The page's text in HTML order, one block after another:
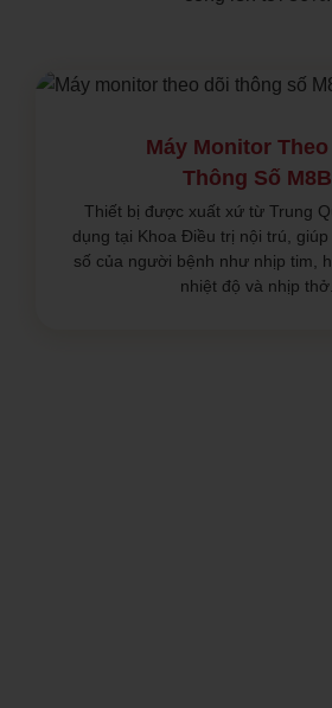
Máy Monitor
Thông Số M8B
Thiết bị được xuất xứ từ Trung
dụng tại Khoa Điều trị nội trú,
số của người bệnh như nhịp tim,
nhiệt độ và nhịp thở.